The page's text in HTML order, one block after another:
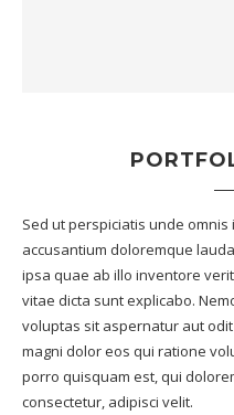
Sed ut perspiciatis unde
accusantium doloremque
ipsa quae ab illo inventore
vitae dicta sunt explicabo.
voluptas sit aspernatur aut
magni dolor eos qui ratione
porro quisquam est, qui
consectetur, adipisci velit.